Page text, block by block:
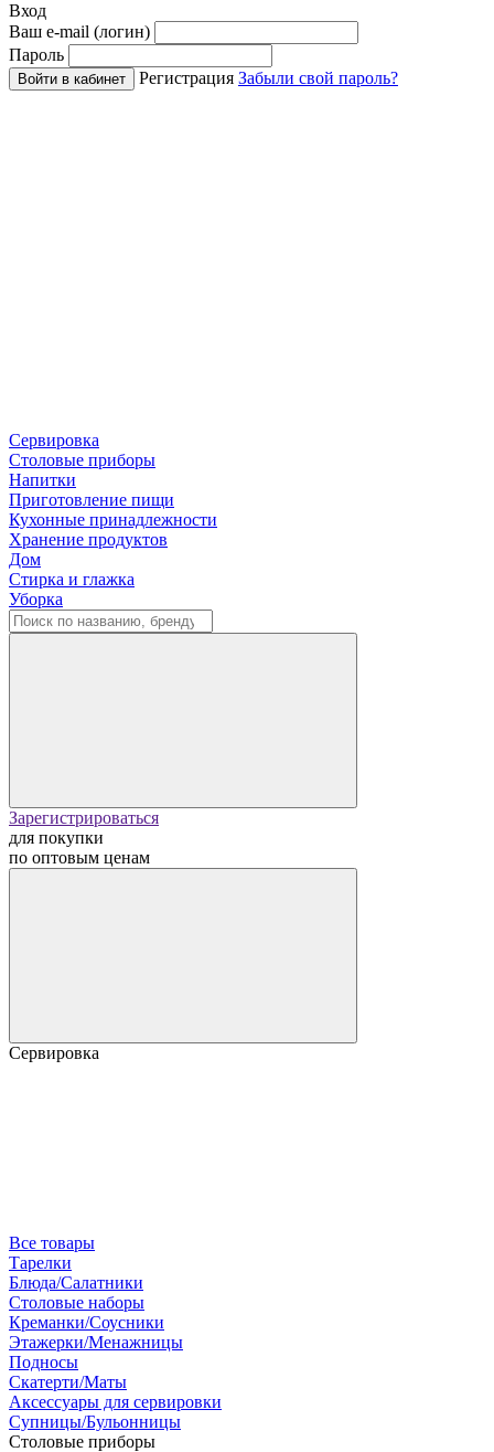
Вход
Ваш e-mail (логин)
Пароль
Войти в кабинет Регистрация Забыли свой пароль?
Сервировка
Столовые приборы
Напитки
Приготовление пищи
Кухонные принадлежности
Хранение продуктов
Дом
Стирка и глажка
Уборка
Зарегистрироваться
для покупки
по оптовым ценам
Сервировка
Все товары
Тарелки
Блюда/Салатники
Столовые наборы
Креманки/Соусники
Этажерки/Менажницы
Подносы
Скатерти/Маты
Аксессуары для сервировки
Супницы/Бульонницы
Столовые приборы